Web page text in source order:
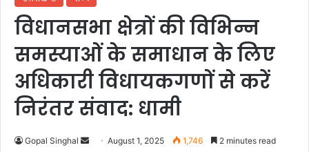
विधानसभा क्षेत्रों की विभिन्न
समस्याओं के समाधान के लिए
अधिकारी विधायकगणों से करें
निरंतर संवाद: धामी
Gopal Singhal August 1, 2025 1,746 2 minutes read